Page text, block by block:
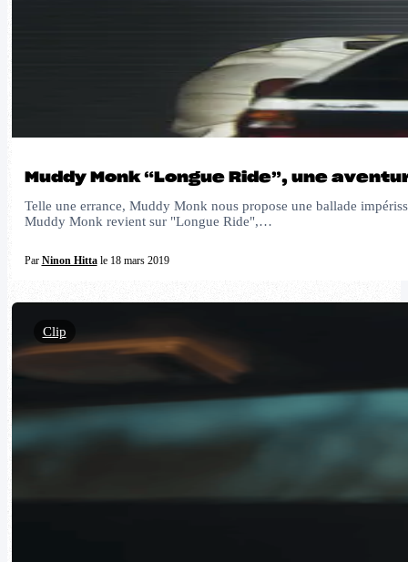
Muddy Monk “Longue Ride”, une
Telle une errance, Muddy Monk nous propose une ballade
Muddy Monk revient sur "Longue Ride",…
Par Ninon Hittale 18 mars 2019
Clip